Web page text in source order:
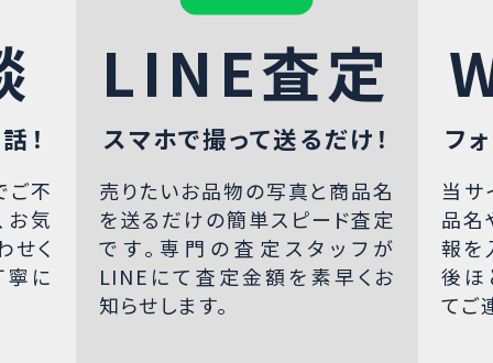
！
ご不
お気
せく
寧に
LINE査定
スマホで撮って送るだけ！
売りたいお品物の写真と商品名
を送るだけの簡単スピード査定
です。専門の査定スタッフが
LINEにて査定金額を素早くお
知らせします。
フ
当サ
品名
報を
後ほ
てご